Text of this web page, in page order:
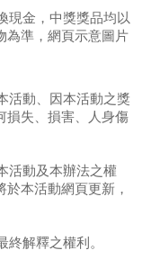
現金，中獎獎品均以
為準，網頁示意圖片
活動、因本活動之獎
損失、損害、人身傷
活動及本辦法之權
本活動網頁更新，
解釋之權利。